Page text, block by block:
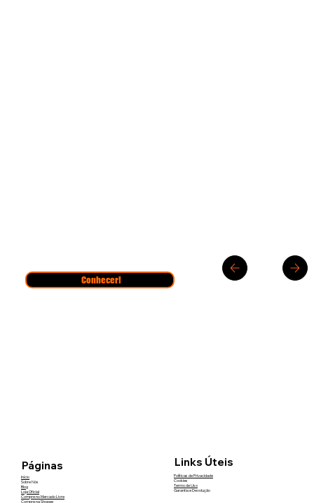
Conhecer!
Páginas
Início
Sobre Nós
Blog
Loja Oficial
Compre no Mercado Livre
Compre na Shopee
Links Úteis
Políticas de Privacidade
Cookies
Termo de Uso
Garantia e Devolução